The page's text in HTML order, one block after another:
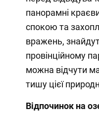
панорамні
спокою та
вражень,
провінційному
можна відчути
тишу цієї
Відпочинок на